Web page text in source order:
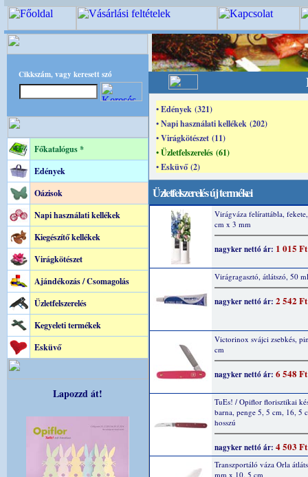
Cikkszám, vagy keresett szó
Főkatalógus *
Edények
Oázisok
Napi használati kellékek
Kiegészítő kellékek
Virágkötészet
Ajándékozás / Csomagolás
Üzletfelszerelés
Kegyeleti termékek
Esküvő
Lapozzd át!
• Edények (321)
• Napi használati kellékek (202)
• Virágkötészet (11)
• Üzletfelszerelés (61)
• Esküvő (2)
Üzletfelszerelés új termékei
Virágváza felírattábla,
cm x 3 mm
nagyker nettó ár: 1 015 Ft
Virágragasztó, átlátszó, 50 ml
nagyker nettó ár: 2 542 Ft
Victorinox svájci zsebkés,
cm
nagyker nettó ár: 6 548 Ft
TuEs! / Opiflor florisztikai
barna, penge 5, 5 cm, 16, 5
hosszú
nagyker nettó ár: 4 503 Ft
Transzportáló váza Orla
mm x 10, 5 cm